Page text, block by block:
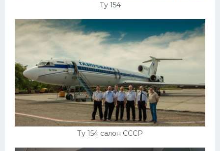
Ту 154
Ту 154 салон СССР